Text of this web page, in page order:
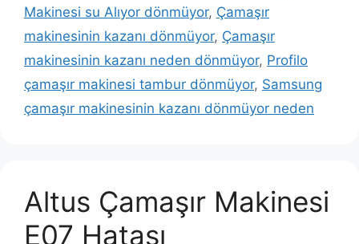
Makinesi su Alıyor dönmüyor, Çamaşır
makinesinin kazanı dönmüyor, Çamaşır
makinesinin kazanı neden dönmüyor, Profilo
çamaşır makinesi tambur dönmüyor, Samsung
çamaşır makinesinin kazanı dönmüyor neden
Altus Çamaşır Makinesi
E07 Hatası